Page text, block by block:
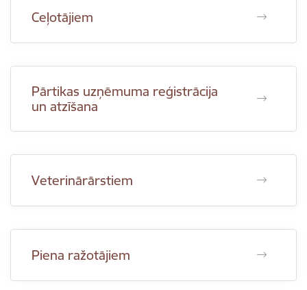
Ceļotājiem
Pārtikas uzņēmuma reģistrācija
un atzīšana
Veterinārārstiem
Piena ražotājiem